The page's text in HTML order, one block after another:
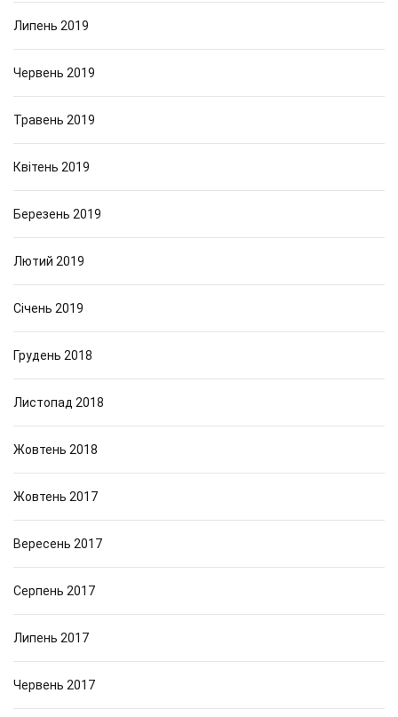
Липень 2019
Червень 2019
Травень 2019
Квітень 2019
Березень 2019
Лютий 2019
Січень 2019
Грудень 2018
Листопад 2018
Жовтень 2018
Жовтень 2017
Вересень 2017
Серпень 2017
Липень 2017
Червень 2017